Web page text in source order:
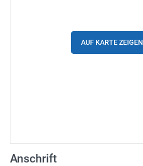
AUF KARTE ZEIGEN
Anschrift
Premium Kunde werden